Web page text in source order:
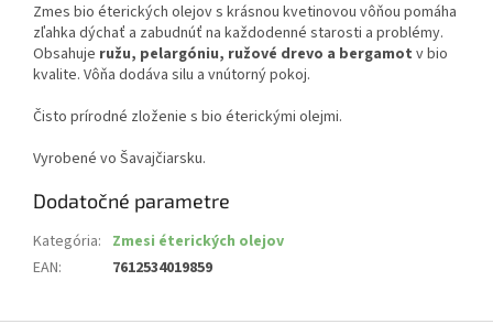
Zmes bio éterických olejov s krásnou kvetinovou vôňou pomáha
zľahka dýchať a zabudnúť na každodenné starosti a problémy.
Obsahuje ružu, pelargóniu, ružové drevo a bergamot v bio
kvalite. Vôňa dodáva silu a vnútorný pokoj.
Čisto prírodné zloženie s bio éterickými olejmi.
Vyrobené vo Šavajčiarsku.
Dodatočné parametre
Kategória: Zmesi éterických olejov
EAN: 7612534019859